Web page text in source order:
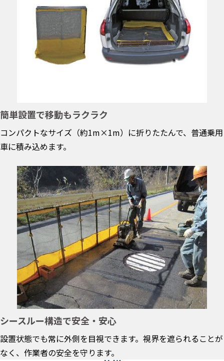
簡単設置で移動もラクラク
コンパクトなサイズ（約1m×1m）に折りたたんで、普通乗用
車に積み込めます。
シースルー構造で安全・安心
設置状態でも常に外側を目視できます。視界を遮られることが
なく、作業者の安全を守ります。